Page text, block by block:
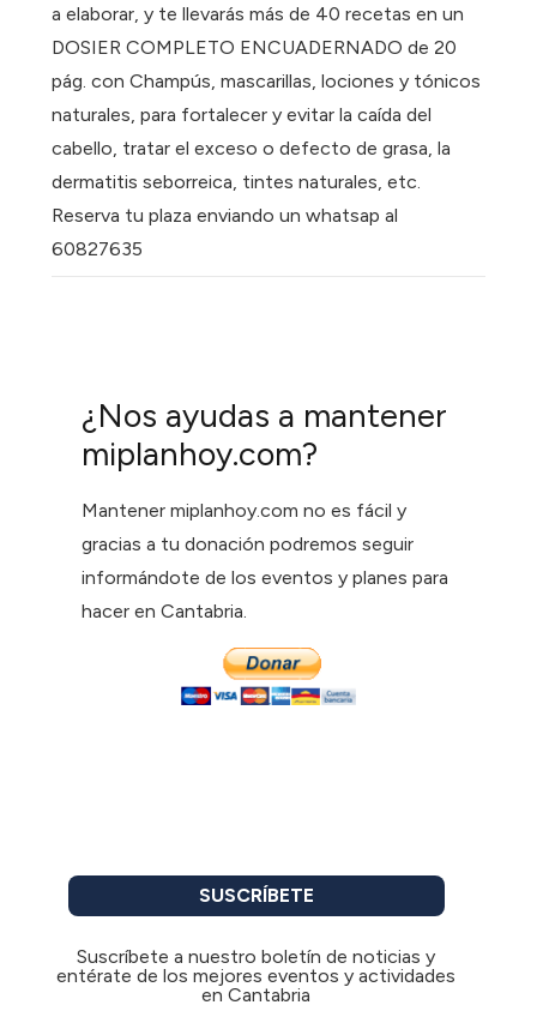
a elaborar, y te llevarás más de 40 recetas en un
DOSIER COMPLETO ENCUADERNADO de 20
pág. con Champús, mascarillas, lociones y tónicos
naturales, para fortalecer y evitar la caída del
cabello, tratar el exceso o defecto de grasa, la
dermatitis seborreica, tintes naturales, etc.
Reserva tu plaza enviando un whatsap al
60827635
¿Nos ayudas a mantener
miplanhoy.com?
Mantener miplanhoy.com no es fácil y
gracias a tu donación podremos seguir
informándote de los eventos y planes para
hacer en Cantabria.
SUSCRÍBETE
Suscríbete a nuestro boletín de noticias y
entérate de los mejores eventos y actividades
en Cantabria